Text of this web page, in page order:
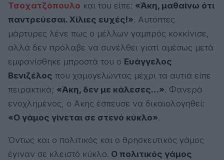
Τσοχατζόπουλο και του είπε: «Άκη, μαθαίνω ότι
παντρεύεσαι. Χίλιες ευχές!». Αυτόπτες
μάρτυρες λένε πως ο μέλλων γαμπρός κοκκίνισε,
αλλά δεν πρόλαβε να συνέλθει γιατί αμέσως μετά
εμφανίσθηκε μπροστά του ο Ευάγγελος
Βενιζέλος που χαμογελώντας μέχρι τα αυτιά είπε
πειρακτικά; «Άκη, δεν με κάλεσες…». Φανερά
ενοχλημένος, ο Άκης έσπευσε να δικαιολογηθεί:
«Ο γάμος γίνεται σε στενό κύκλο».
Όντως και ο πολιτικός και ο θρησκευτικός γάμος
έγιναν σε κλειστό κύκλο. Ο πολιτικός γάμος